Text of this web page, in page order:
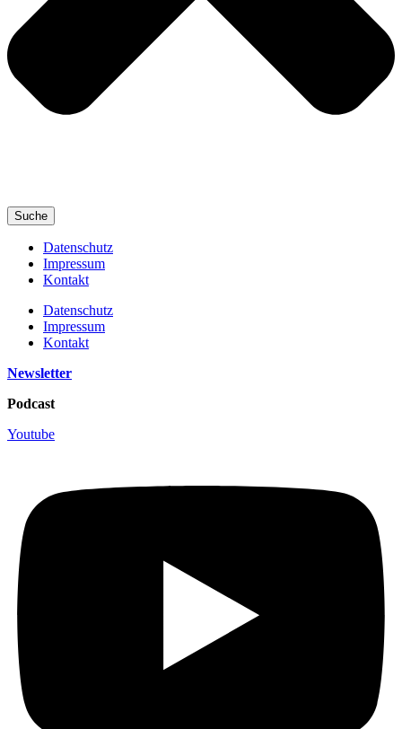
Suche
Datenschutz
Impressum
Kontakt
Datenschutz
Impressum
Kontakt
Newsletter
Podcast
Youtube